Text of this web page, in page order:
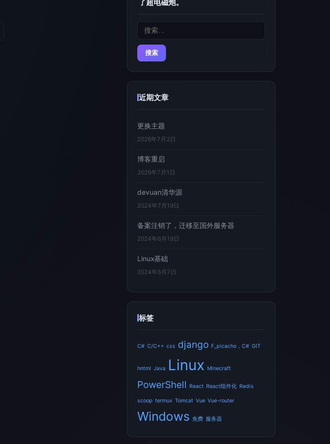
了超电磁炮。
搜
近期文章
更换主题
2026年7月2日
博客重启
2026年7月1日
devuan清华源
2024年7月19日
备案注销了，迁移至国外服务器
2024年6月19日
Linux基础
2024年5月7日
标签
C# C/C++ css django F_picacho，C# GIT
hntml Java Linux Minecraft
PowerShell React React组件化 Redis
scoop termux Tomcat Vue Vue-router
Windows 免费 服务器